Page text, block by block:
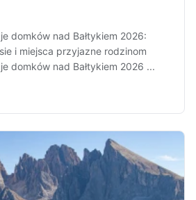
domków nad Bałtykiem 2026:
i miejsca przyjazne rodzinom
domków nad Bałtykiem 2026 ...